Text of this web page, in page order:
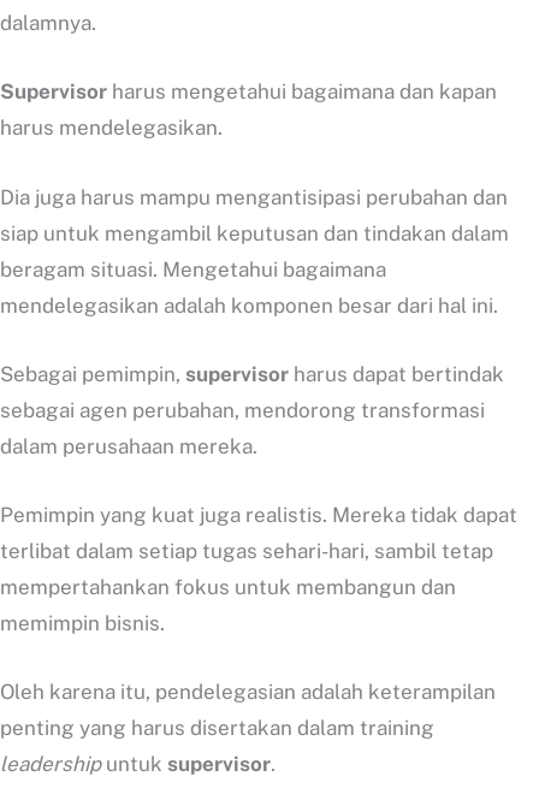
dalamnya.
Supervisor harus mengetahui bagaimana dan kapan
harus mendelegasikan.
Dia juga harus mampu mengantisipasi perubahan dan
siap untuk mengambil keputusan dan tindakan dalam
beragam situasi. Mengetahui bagaimana
mendelegasikan adalah komponen besar dari hal ini.
Sebagai pemimpin, supervisor harus dapat bertindak
sebagai agen perubahan, mendorong transformasi
dalam perusahaan mereka.
Pemimpin yang kuat juga realistis. Mereka tidak dapat
terlibat dalam setiap tugas sehari-hari, sambil tetap
mempertahankan fokus untuk membangun dan
memimpin bisnis.
Oleh karena itu, pendelegasian adalah keterampilan
penting yang harus disertakan dalam training
leadershipuntuk supervisor.